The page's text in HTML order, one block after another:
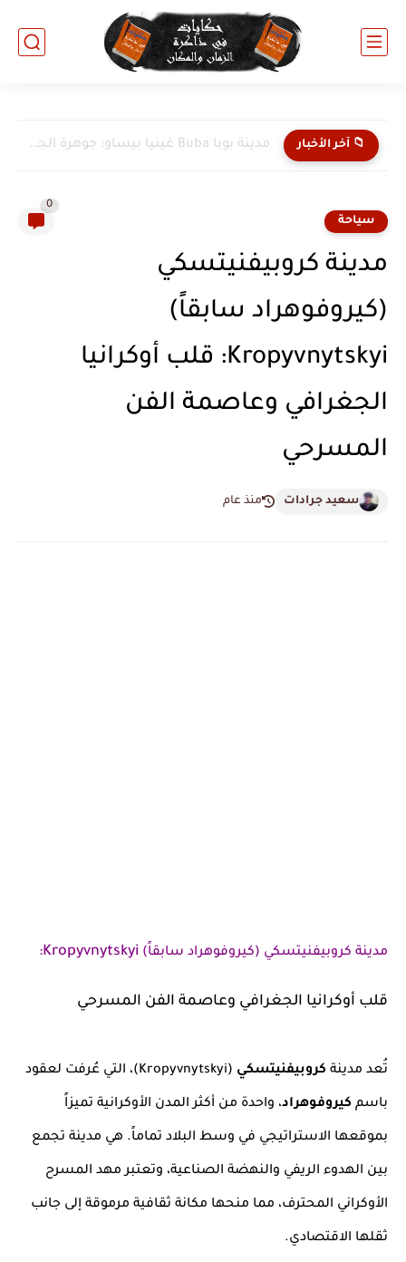
📁 آخر الأخبار مدينة بوبا Buba غينيا بيساو: جوهرة الجنوب في جمهورية غينيا...
سياحة
0
مدينة كروبيفنيتسكي
(كيروفوهراد سابقاً)
Kropyvnytskyi: قلب أوكرانيا
الجغرافي وعاصمة الفن
المسرحي
سعيد جرادات منذ عام
مدينة كروبيفنيتسكي (كيروفوهراد سابقاً) Kropyvnytskyi
:
قلب أوكرانيا الجغرافي وعاصمة الفن المسرحي
تُعد مدينة كروبيفنيتسكي (Kropyvnytskyi)، التي عُرفت لعقود
باسم كيروفوهراد، واحدة من أكثر المدن الأوكرانية تميزاً
بموقعها الاستراتيجي في وسط البلاد تماماً. هي مدينة تجمع
بين الهدوء الريفي والنهضة الصناعية، وتعتبر مهد المسرح
الأوكراني المحترف، مما منحها مكانة ثقافية مرموقة إلى جانب
ثقلها الاقتصادي.